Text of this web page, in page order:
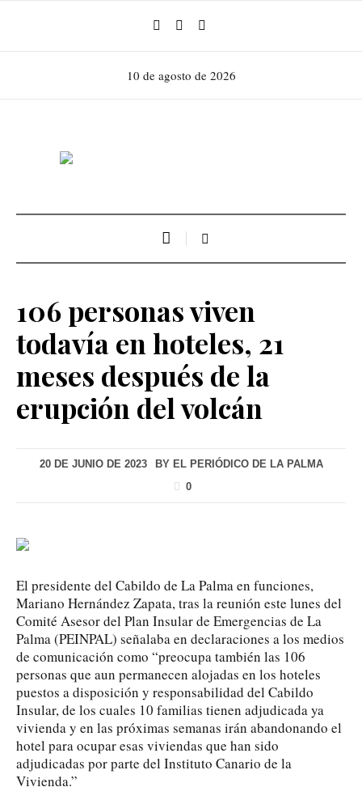
10 de agosto de 2026
106 personas viven
todavía en hoteles, 21
meses después de la
erupción del volcán
20 DE JUNIO DE 2023 BY EL PERIÓDICO DE LA PALMA
0
El presidente del Cabildo de La Palma en funciones,
Mariano Hernández Zapata, tras la reunión este lunes del
Comité Asesor del Plan Insular de Emergencias de La
Palma (PEINPAL) señalaba en declaraciones a los medios
de comunicación como “preocupa también las 106
personas que aun permanecen alojadas en los hoteles
puestos a disposición y responsabilidad del Cabildo
Insular, de los cuales 10 familias tienen adjudicada ya
vivienda y en las próximas semanas irán abandonando el
hotel para ocupar esas viviendas que han sido
adjudicadas por parte del Instituto Canario de la
Vivienda.”